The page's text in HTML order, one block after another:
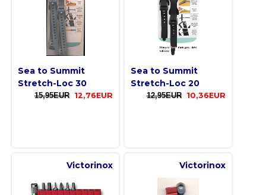
Sea to Summit
Stretch-Loc 30
15,95EUR 12,76EUR
Sea to Summit
Stretch-Loc 20
12,95EUR 10,36EUR
Victorinox Victorinox